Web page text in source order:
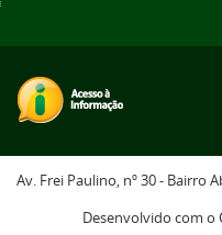
Av. Frei Paulino, nº 30 - Bairro
Desenvolvido com o